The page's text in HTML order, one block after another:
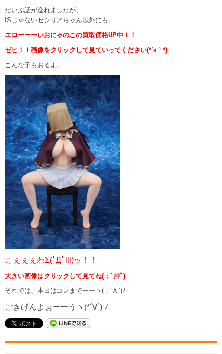
だいぶ話が逸れましたが、
ISじゃないセシリアちゃん以外にも、
エローーーいおにゃのこの買取価格UP中！！
ゼヒ！！画像をクリックして見ていってください(*´з｀*)
こんな子もおるよ。
こぇぇぇわΣ(ﾟДﾟlll)ッ！！
大きい画像はクリックして見てね(；ﾟ艸ﾟ)
それでは、本日はコレまでーーヽ(；´Ａ`)ﾉ
ごきげんよぉーーうヽ(*´∀`) ﾉ